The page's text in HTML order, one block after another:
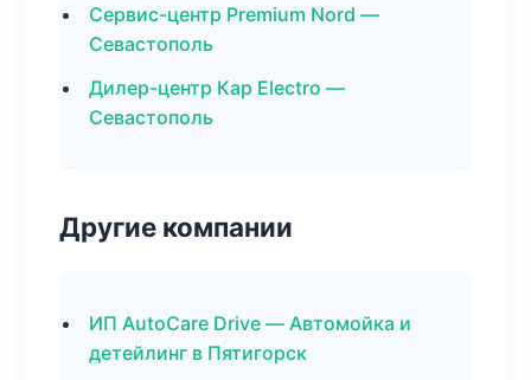
Сервис-центр Premium Nord —
Севастополь
Дилер-центр Кар Electro —
Севастополь
Другие компании
ИП AutoCare Drive — Автомойка и
детейлинг в Пятигорск